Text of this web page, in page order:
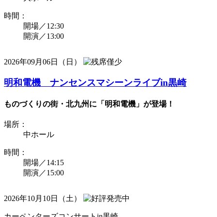
時間：
開場／12:30
開演／13:00
2026年09月06日（日）
明和電機 ナンセンスマシーンライブin黒崎
ものづくりの街・北九州に「明和電機」が登場！
場所：
中ホール
時間：
開場／14:15
開演／15:00
2026年10月10日（土）